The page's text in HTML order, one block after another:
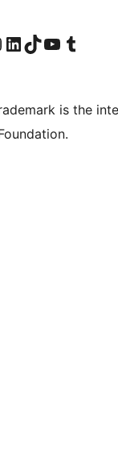
যাওক
আমাৰ LinkedIn একাউণ্টলৈ যাওকআমাৰ TikTok একাউণ্টলৈ যাওকআমাৰ YouTube চেনেললৈ যাওকআমাৰ Tumblr একাউণ্টলৈ যাওক
is the